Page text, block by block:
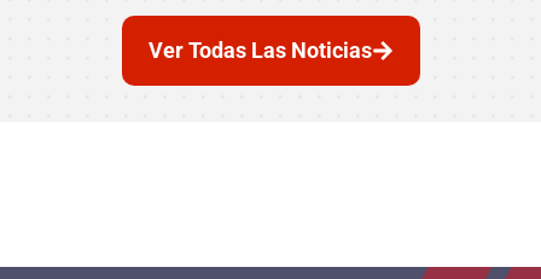
Ver Todas Las Noticias